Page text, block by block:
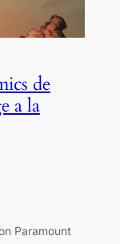
de
a la
Paramount